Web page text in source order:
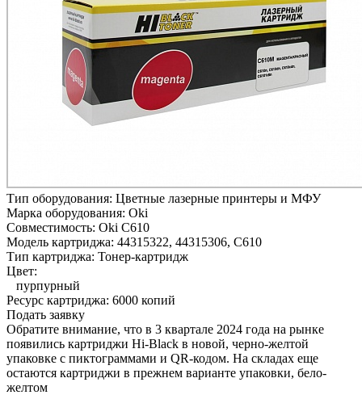
Тип оборудования: Цветные лазерные принтеры и МФУ
Марка оборудования: Oki
Совместимость: Oki C610
Модель картриджа: 44315322, 44315306, C610
Тип картриджа: Тонер-картридж
Цвет:
пурпурный
Ресурс картриджа: 6000 копий
Подать заявку
Обратите внимание, что в 3 квартале 2024 года на рынке
появились картриджи Hi-Black в новой, черно-желтой
упаковке с пиктограммами и QR-кодом. На складах еще
остаются картриджи в прежнем варианте упаковки, бело-
желтом